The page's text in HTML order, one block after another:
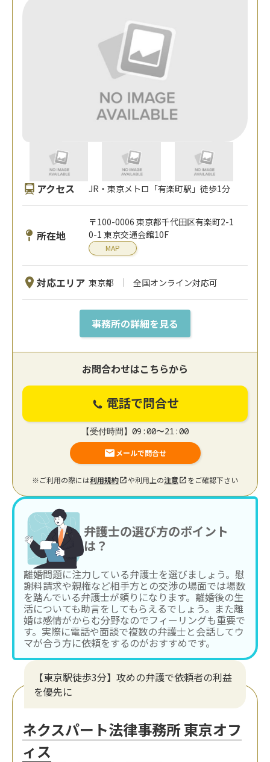
アクセス JR・東京メトロ「有楽町駅」徒歩1分
所在地
〒100-0006 東京都千代田区有楽町2-1
0-1 東京交通会館10F
MAP
対応エリア 東京都 全国オンライン対応可
事務所の詳細を見る
お問合わせはこちらから
電話で問合せ
【受付時間】09:00〜21:00
メールで問合せ
※ご利用の際には利用規約 や利用上の注意 をご確認下さい
弁護士の選び方のポイント
は？
離婚問題に注力している弁護士を選びましょう。慰
謝料請求や親権など相手方との交渉の場面では場数
を踏んでいる弁護士が頼りになります。離婚後の生
活についても助言をしてもらえるでしょう。また離
婚は感情がからむ分野なのでフィーリングも重要で
す。実際に電話や面談で複数の弁護士と会話してウ
マが合う方に依頼をするのがおすすめです。
【東京駅徒歩3分】攻めの弁護で依頼者の利益
を優先に
ネクスパート法律事務所 東京オフ
ィス